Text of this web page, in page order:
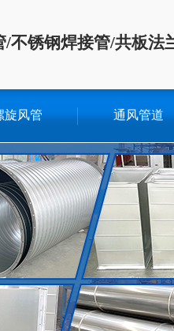
/不锈钢焊接管/共板法
旋风管 通风管道